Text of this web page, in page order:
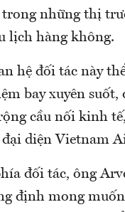
những thị
lịch hàng không.
hệ đối tác này
bay xuyên
cầu nối kinh
diện Vietnam
đối tác, ông
định mong